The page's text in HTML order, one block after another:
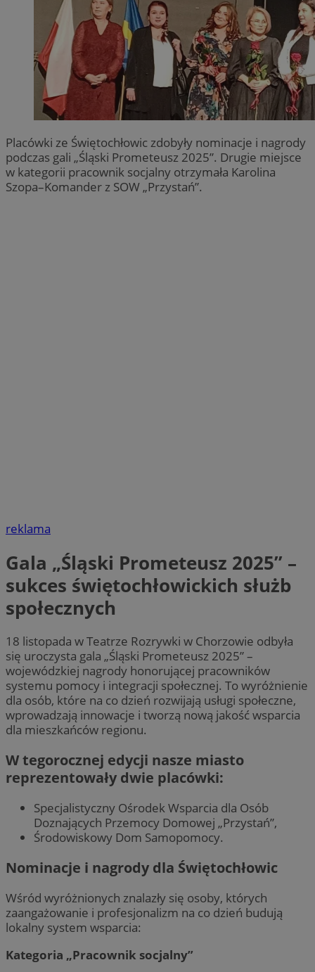
Placówki ze Świętochłowic zdobyły nominacje i nagrody
podczas gali „Śląski Prometeusz 2025”. Drugie miejsce
w kategorii pracownik socjalny otrzymała Karolina
Szopa–Komander z SOW „Przystań”.
reklama
Gala „Śląski Prometeusz 2025” –
sukces świętochłowickich służb
społecznych
18 listopada w Teatrze Rozrywki w Chorzowie odbyła
się uroczysta gala „Śląski Prometeusz 2025” –
wojewódzkiej nagrody honorującej pracowników
systemu pomocy i integracji społecznej. To wyróżnienie
dla osób, które na co dzień rozwijają usługi społeczne,
wprowadzają innowacje i tworzą nową jakość wsparcia
dla mieszkańców regionu.
W tegorocznej edycji nasze miasto
reprezentowały dwie placówki:
Specjalistyczny Ośrodek Wsparcia dla Osób
Doznających Przemocy Domowej „Przystań”,
Środowiskowy Dom Samopomocy.
Nominacje i nagrody dla Świętochłowic
Wśród wyróżnionych znalazły się osoby, których
zaangażowanie i profesjonalizm na co dzień budują
lokalny system wsparcia:
Kategoria „Pracownik socjalny”